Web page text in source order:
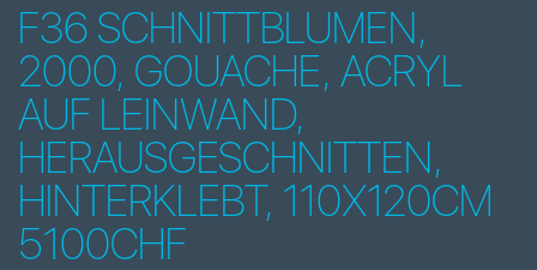
F36 SCHNITTBLUMEN,
2000, GOUACHE, ACRYL
AUF LEINWAND,
HERAUSGESCHNITTEN,
HINTERKLEBT, 110X120CM
5100CHF